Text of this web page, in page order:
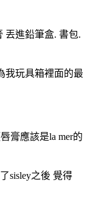
丟進鉛筆盒. 書包.
我玩具箱裡面的最
膏應該是la mer的
sisley之後 覺得